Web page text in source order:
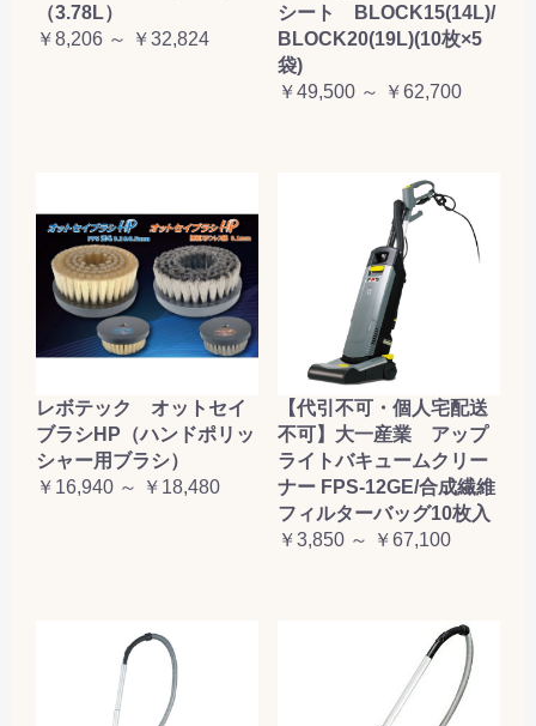
（3.78L）
￥8,206 ～ ￥32,824
シート BLOCK15(14L)/
BLOCK20(19L)(10枚×5
袋)
￥49,500 ～ ￥62,700
レボテック オットセイ
ブラシHP（ハンドポリッ
シャー用ブラシ）
￥16,940 ～ ￥18,480
【代引不可・個人宅配送
不可】大一産業 アップ
ライトバキュームクリー
ナー FPS-12GE/合成繊維
フィルターバッグ10枚入
￥3,850 ～ ￥67,100